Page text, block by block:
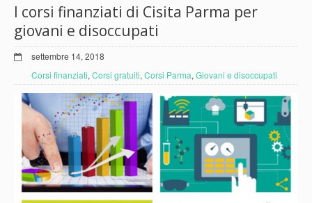
I corsi finanziati di Cisita Parma per
giovani e disoccupati
settembre 14, 2018
Corsi finanziati, Corsi gratuiti, Corsi Parma, Giovani e disoccupati